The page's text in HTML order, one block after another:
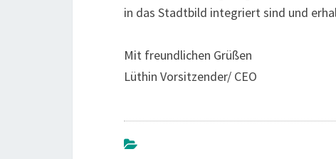
in das Stadtbild integriert sind und
Mit freundlichen Grüßen
Lüthin Vorsitzender/ CEO